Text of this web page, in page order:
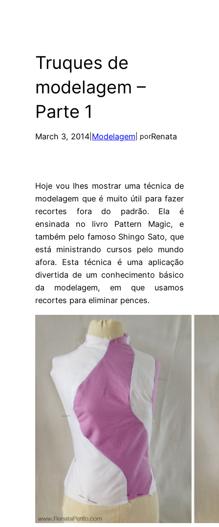
Truques de
modelagem –
Parte 1
March 3, 2014 Modelagem | porRenata
Hoje vou lhes mostrar uma técnica de
modelagem que é muito útil para fazer
recortes fora do padrão. Ela é
ensinada no livro Pattern Magic, e
também pelo famoso Shingo Sato, que
está ministrando cursos pelo mundo
afora. Esta técnica é uma aplicação
divertida de um conhecimento básico
da modelagem, em que usamos
recortes para eliminar pences.